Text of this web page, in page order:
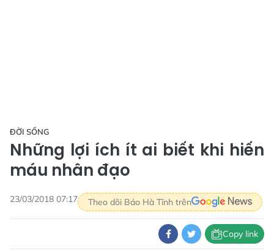
ĐỜI SỐNG
Những lợi ích ít ai biết khi hiến
máu nhân đạo
23/03/2018 07:17 Theo dõi Báo Hà Tĩnh trên
Copy link